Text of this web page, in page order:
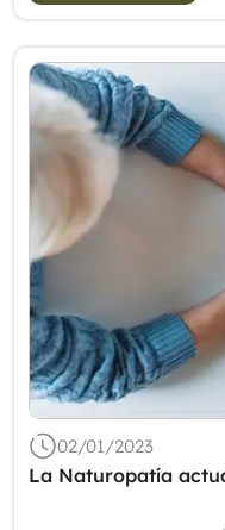
02/01/2023
La Naturopatía